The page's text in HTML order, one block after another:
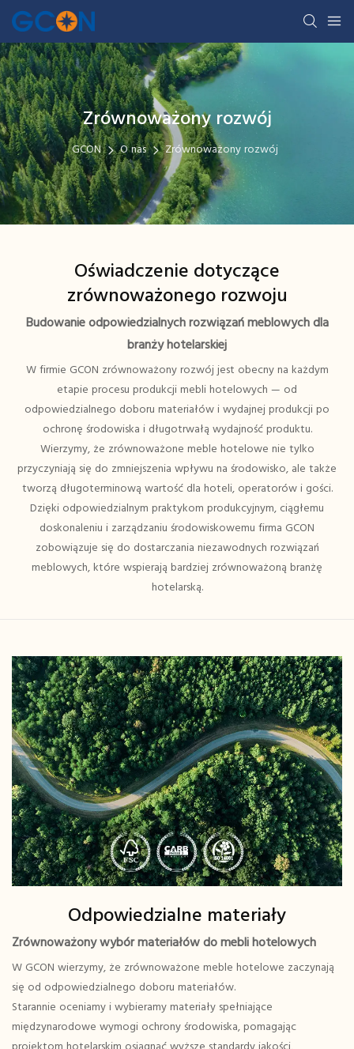
Zrównoważony rozwój
GCON O nas Zrównoważony rozwój
Oświadczenie dotyczące
zrównoważonego rozwoju
Budowanie odpowiedzialnych rozwiązań meblowych dla
branży hotelarskiej
W firmie GCON zrównoważony rozwój jest obecny na każdym
etapie procesu produkcji mebli hotelowych — od
odpowiedzialnego doboru materiałów i wydajnej produkcji po
ochronę środowiska i długotrwałą wydajność produktu.
Wierzymy, że zrównoważone meble hotelowe nie tylko
przyczyniają się do zmniejszenia wpływu na środowisko, ale także
tworzą długoterminową wartość dla hoteli, operatorów i gości.
Dzięki odpowiedzialnym praktykom produkcyjnym, ciągłemu
doskonaleniu i zarządzaniu środowiskowemu firma GCON
zobowiązuje się do dostarczania niezawodnych rozwiązań
meblowych, które wspierają bardziej zrównoważoną branżę
hotelarską.
Odpowiedzialne materiały
Zrównoważony wybór materiałów do mebli hotelowych
W GCON wierzymy, że zrównoważone meble hotelowe zaczynają
się od odpowiedzialnego doboru materiałów.
Starannie oceniamy i wybieramy materiały spełniające
międzynarodowe wymogi ochrony środowiska, pomagając